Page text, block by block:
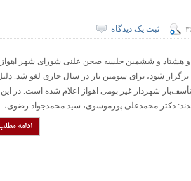
ثبت یک دیدگاه
و هشتاد و ششمین جلسه صحن علنی شورای شهر اهواز
که قرار بود روز دوشنبه ۸ اردیبهشت ۱۴۰۴ برگزار شود، برای سومین بار در سال جاری لغو شد.
شهردار غیر بومی اهواز اعلام شده است. در این
دکتر محمدعلی پورموسوی، سید محمدجواد رضوی،
ادامه